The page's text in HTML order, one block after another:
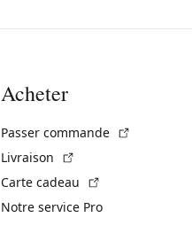
Acheter
Passer commande
Livraison
Carte cadeau
Notre service Pro